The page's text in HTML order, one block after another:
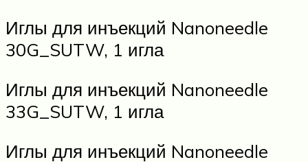
Иглы для инъекций Nanoneedle
30G_SUTW, 1 игла
Иглы для инъекций Nanoneedle
33G_SUTW, 1 игла
Иглы для инъекций Nanoneedle